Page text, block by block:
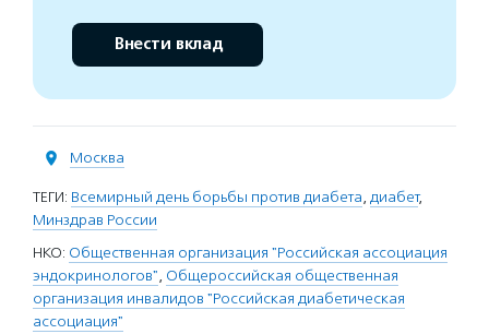
Внести вклад
Москва
ТЕГИ: Всемирный день борьбы против диабета, диабет,
Минздрав России
НКО: Общественная организация "Российская ассоциация
эндокринологов", Общероссийская общественная
организация инвалидов "Российская диабетическая
ассоциация"